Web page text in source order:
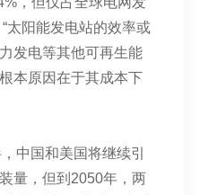
太阳能发电站的效率或
发电等其他可再生能
本原因在于其成本下
中国和美国将继续引
量，但到2050年，两